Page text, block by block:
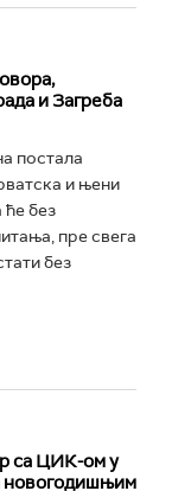
и Загреба
постала
и њени
ће без
пре свега
без
са ЦИК-ом у
новогодишњим